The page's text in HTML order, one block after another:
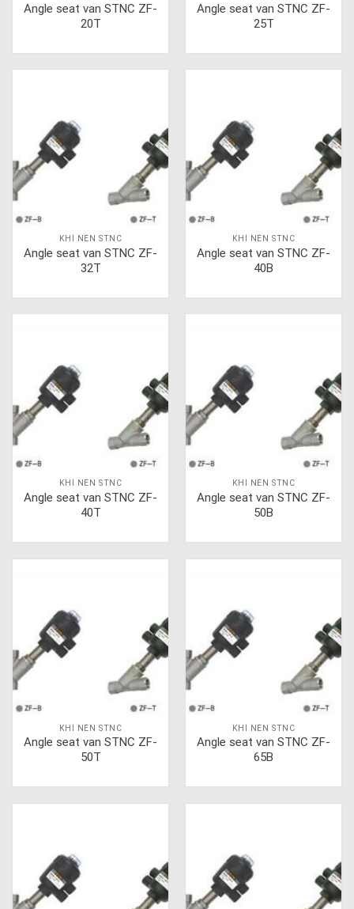
Angle seat van STNC ZF-
20T
Angle seat van STNC ZF-
25T
KHÍ NÉN STNC
Angle seat van STNC ZF-
32T
KHÍ NÉN STNC
Angle seat van STNC ZF-
40B
KHÍ NÉN STNC
Angle seat van STNC ZF-
40T
KHÍ NÉN STNC
Angle seat van STNC ZF-
50B
KHÍ NÉN STNC
Angle seat van STNC ZF-
50T
KHÍ NÉN STNC
Angle seat van STNC ZF-
65B